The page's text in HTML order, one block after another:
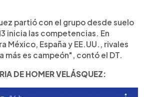
partió con el grupo desde suelo
inicia las competencias. En
México, España y EE.UU., rivales
más es campeón", contó el DT.
DE HOMER VELÁSQUEZ: